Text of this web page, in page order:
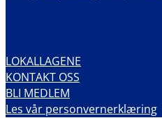
LOKALLAGENE
KONTAKT OSS
BLI MEDLEM
Les vår personvernerklæring